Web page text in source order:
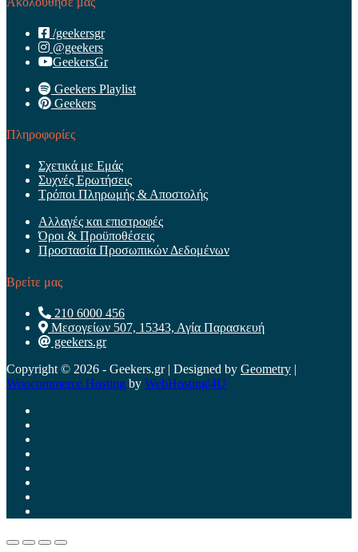
/geekersgr
@geekers
GeekersGr
Geekers Playlist
Geekers
Πληροφορίες
Σχετικά με Εμάς
Συχνές Ερωτήσεις
Τρόποι Πληρωμής & Αποστολής
Αλλαγές και επιστροφές
Όροι & Προϋποθέσεις
Προστασία Προσωπικών Δεδομένων
Βρείτε μας
210 6000 456
Μεσογείων 507, 15343, Αγία Παρασκευή
geekers.gr
Copyright © 2026 - Geekers.gr | Designed by Geometry |
Woocommerce Hosting by WebHosting|4U